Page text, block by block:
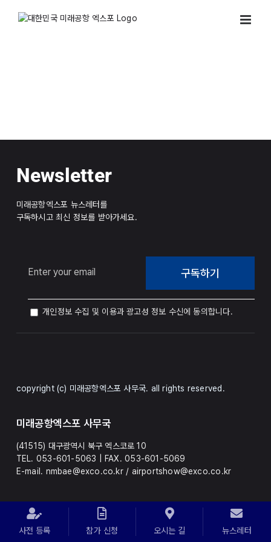
사전 등록 참가 신청 오시는 길 뉴스레터
Newsletter
미래공항엑스포 뉴스레터를
구독하시고 최신 정보를 받아가세요.
구독하기
개인정보 수집 및 이용과 광고성 정보 수신에 동의합니다.
copyright (c) 미래공항엑스포 사무국. all rights reserved.
미래공항엑스포 사무국
(41515) 대구광역시 북구 엑스코로 10
TEL. 053-601-5063 | FAX. 053-601-5069
E-mail. nmbae@exco.co.kr / airportshow@exco.co.kr